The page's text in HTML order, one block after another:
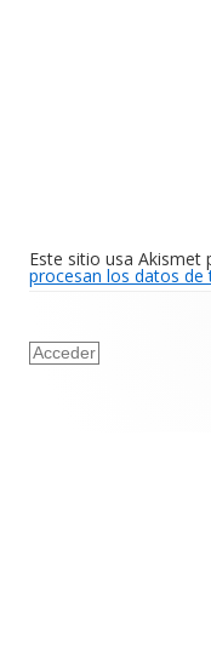
Este sitio usa Akismet
procesan los datos de
Acceder